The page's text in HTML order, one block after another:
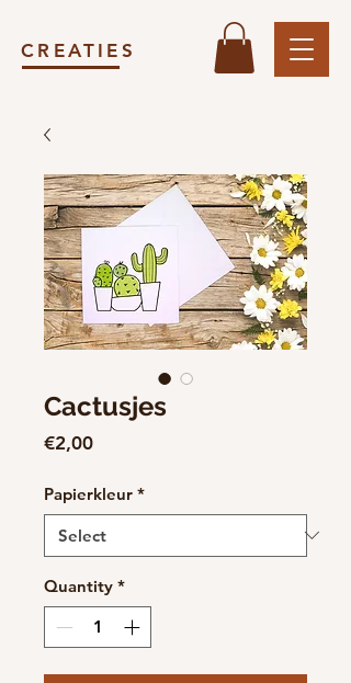
CREATIES
Cactusjes
€2,00Price
Papierkleur *
Quantity *